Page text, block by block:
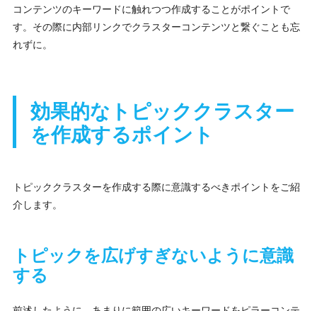
コンテンツのキーワードに触れつつ作成することがポイントで
す。その際に内部リンクでクラスターコンテンツと繋ぐことも忘
れずに。
効果的なトピッククラスター
を作成するポイント
トピッククラスターを作成する際に意識するべきポイントをご紹
介します。
トピックを広げすぎないように意識
する